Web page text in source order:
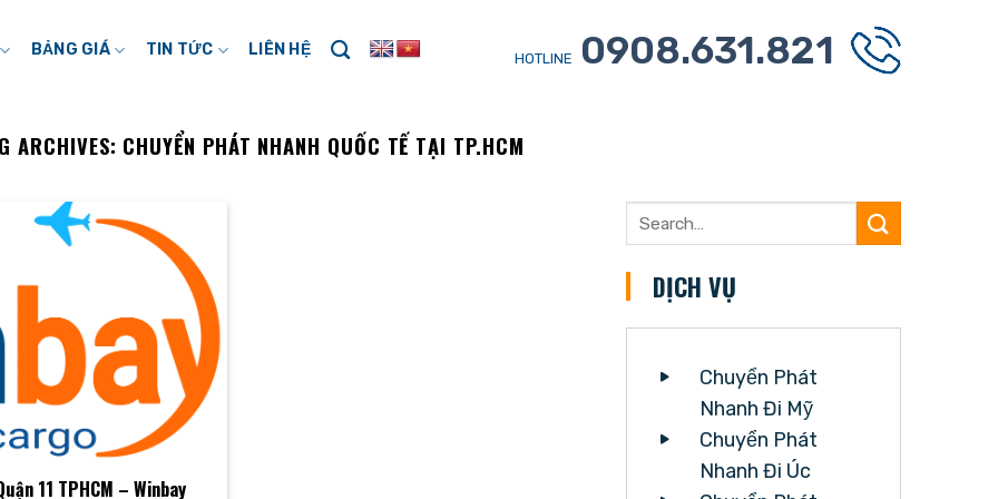
BẢNG GIÁ TIN TỨC LIÊN HỆ HOTLINE 0908.631.821
ARCHIVES: CHUYỂN PHÁT NHANH QUỐC TẾ TẠI TP.HCM
11 TPHCM – Winbay
DỊCH VỤ
Chuyển Phát
Nhanh Đi Mỹ
Chuyển Phát
Nhanh Đi Úc